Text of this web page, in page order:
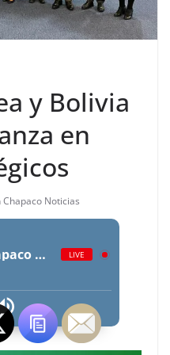
y Bolivia
en
Chapaco Noticias
Radio Chapaco Noticias Las 24 horas en vivo LIVE